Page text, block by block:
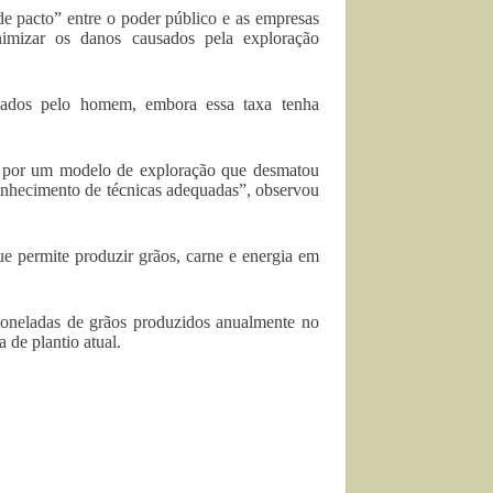
pacto” entre o poder público e as empresas
os danos causados pela exploração
pelo homem, embora essa taxa tenha
um modelo de exploração que desmatou
de técnicas adequadas”, observou
permite produzir grãos, carne e energia em
de grãos produzidos anualmente no
de plantio atual.